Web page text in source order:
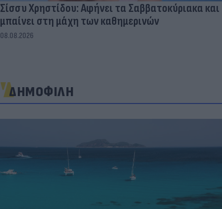
Σίσσυ Χρηστίδου: Αφήνει τα Σαββατοκύριακα και
μπαίνει στη μάχη των καθημερινών
08.08.2026
ΔΗΜΟΦΙΛΗ